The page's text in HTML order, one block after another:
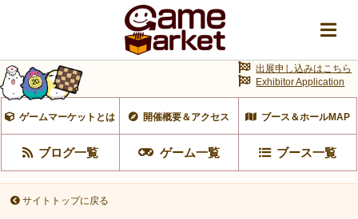
ゲームマーケットとは 開催概要＆アクセス ブース＆ホールMAP
ブログ一覧 ゲーム一覧 ブース一覧
出展申し込みはこちら
Exhibitor Application
サイトトップに戻る